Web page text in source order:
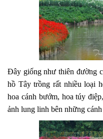
Đây giống như thiên đường
hồ Tây trồng rất nhiều loại
hoa cánh bướm, hoa túy
ảnh lung linh bên những